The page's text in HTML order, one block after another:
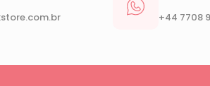
+44 7708